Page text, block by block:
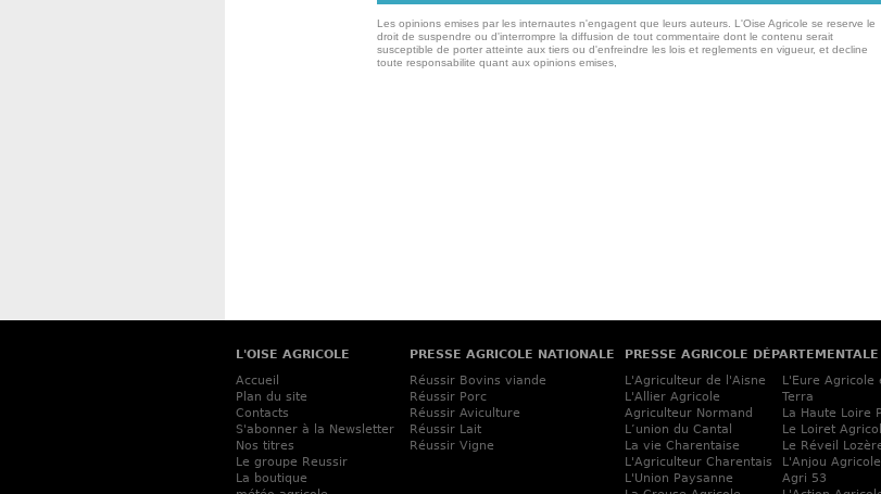
Les opinions emises par les internautes n'engagent que leurs auteurs. L'Oise Agricole se reserve le
droit de suspendre ou d'interrompre la diffusion de tout commentaire dont le contenu serait
susceptible de porter atteinte aux tiers ou d'enfreindre les lois et reglements en vigueur, et decline
toute responsabilite quant aux opinions emises,
L'OISE AGRICOLE
Accueil
Plan du site
Contacts
S'abonner à la Newsletter
Nos titres
Le groupe Reussir
La boutique
PRESSE AGRICOLE NATIONALE
Réussir Bovins viande
Réussir Porc
Réussir Aviculture
Réussir Lait
Réussir Vigne
PRESSE AGRICOLE DÉPARTEMENTALE
L'Agriculteur de l'Aisne
L'Allier Agricole
Agriculteur Normand
L’union du Cantal
La vie Charentaise
L'Agriculteur Charentais
L'Union Paysanne
L'Eure Agricole
Terra
La Haute Loire
Le Loiret
Le Réveil
L'Anjou Agricole
Agri 53